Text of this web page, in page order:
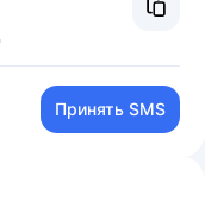
Принять SMS